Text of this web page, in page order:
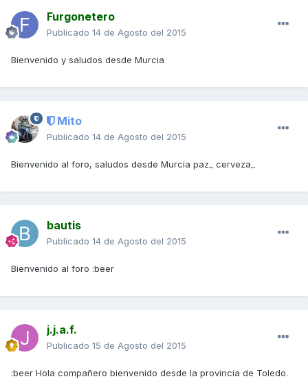
Furgonetero
Publicado 14 de Agosto del 2015
Bienvenido y saludos desde Murcia
Mito
Publicado 14 de Agosto del 2015
Bienvenido al foro, saludos desde Murcia paz_ cerveza_
bautis
Publicado 14 de Agosto del 2015
Bienvenido al foro :beer
j.j.a.f.
Publicado 15 de Agosto del 2015
:beer Hola compañero bienvenido desde la provincia de Toledo.